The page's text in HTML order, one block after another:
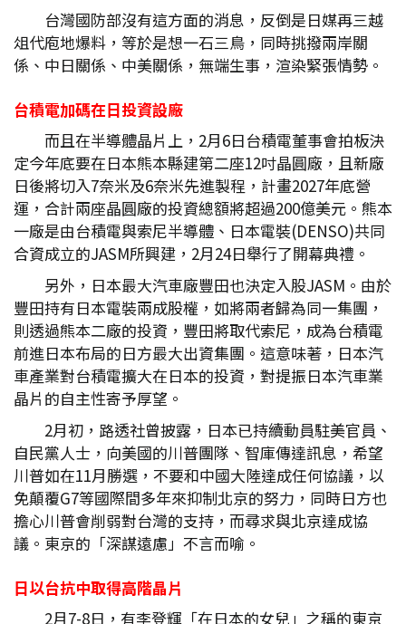
台灣國防部沒有這方面的消息，反倒是日媒再三越
俎代庖地爆料，等於是想一石三鳥，同時挑撥兩岸關
係、中日關係、中美關係，無端生事，渲染緊張情勢。
台積電加碼在日投資設廠
而且在半導體晶片上，2月6日台積電董事會拍板決
定今年底要在日本熊本縣建第二座12吋晶圓廠，且新廠
日後將切入7奈米及6奈米先進製程，計畫2027年底營
運，合計兩座晶圓廠的投資總額將超過200億美元。熊本
一廠是由台積電與索尼半導體、日本電裝(DENSO)共同
合資成立的JASM所興建，2月24日舉行了開幕典禮。
另外，日本最大汽車廠豐田也決定入股JASM。由於
豐田持有日本電裝兩成股權，如將兩者歸為同一集團，
則透過熊本二廠的投資，豐田將取代索尼，成為台積電
前進日本布局的日方最大出資集團。這意味著，日本汽
車產業對台積電擴大在日本的投資，對提振日本汽車業
晶片的自主性寄予厚望。
2月初，路透社曾披露，日本已持續動員駐美官員、
自民黨人士，向美國的川普團隊、智庫傳達訊息，希望
川普如在11月勝選，不要和中國大陸達成任何協議，以
免顛覆G7等國際間多年來抑制北京的努力，同時日方也
擔心川普會削弱對台灣的支持，而尋求與北京達成協
議。東京的「深謀遠慮」不言而喻。
日以台抗中取得高階晶片
2月7-8日，有李登輝「在日本的女兒」之稱的東京